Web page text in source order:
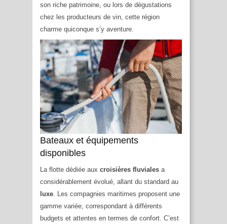
son riche patrimoine, ou lors de dégustations
chez les producteurs de vin, cette région
charme quiconque s’y aventure.
Bateaux et équipements
disponibles
La flotte dédiée aux croisières fluviales a
considérablement évolué, allant du standard au
luxe . Les compagnies maritimes proposent une
gamme variée, correspondant à différents
budgets et attentes en termes de confort. C’est